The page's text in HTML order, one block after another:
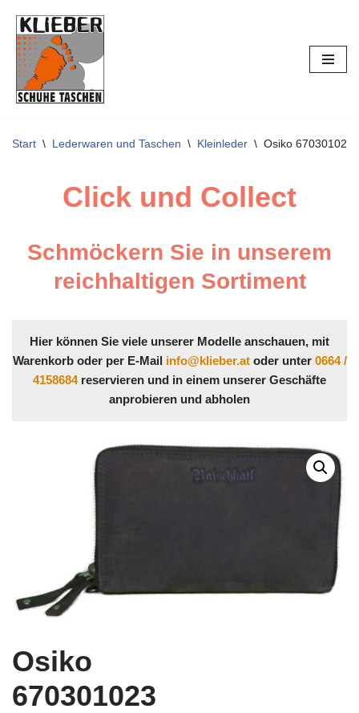
Zum
Inhalt
springen
Start \ Lederwaren und Taschen \ Kleinleder \ Osiko 670301023
Click und Collect
Schmöckern Sie in unserem
reichhaltigen Sortiment
Hier können Sie viele unserer Modelle anschauen, mit
Warenkorb oder per E-Mail info@klieber.atoder unter 0664 /
4158684reservieren und in einem unserer Geschäfte
anprobieren und abholen
Osiko
670301023